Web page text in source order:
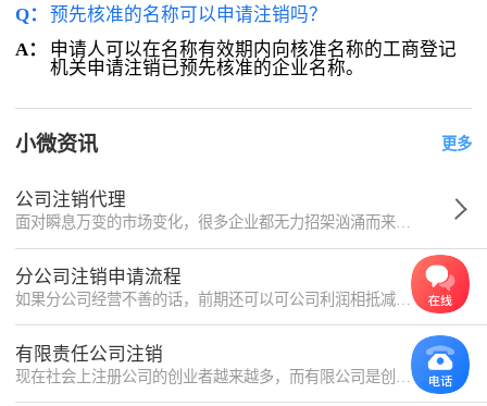
Q： 预先核准的名称可以申请注销吗？
A：
申请人可以在名称有效期内向核准名称的工商登记
机关申请注销已预先核准的企业名称。
小微资讯 更多
公司注销代理
面对瞬息万变的市场变化，很多企业都无力招架汹涌而来的变化而导致破产、倒闭的比比皆是。而注销的过程非常漫长，如果自己办理将会耽误很多重要的事，很多朋友的选择就是找代理办理，那么公司注销代理是怎么进行
分公司注销申请流程
有限责任公司注销
现在社会上注册公司的创业者越来越多，而有限公司是创业者们选的最多的类型，最近平台上有很多用户咨询公司注销的相关内容，下面小微律政就和大家介绍一下有限责任公司怎么注销。